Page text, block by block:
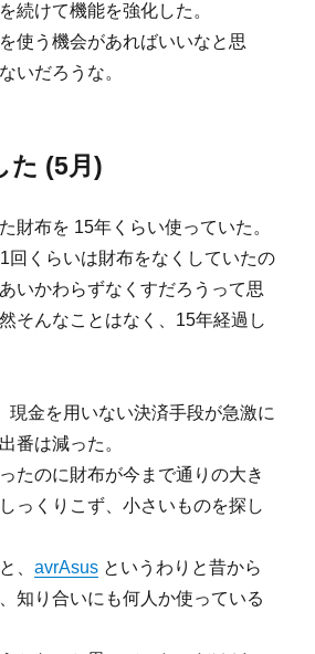
続けて機能を強化した。
使う機会があればいいなと思
いだろうな。
た (5月)
財布を 15年くらい使っていた。
回くらいは財布をなくしていたの
いかわらずなくすだろうって思
そんなことはなく、15年経過し
現金を用いない決済手段が急激に
番は減った。
たのに財布が今まで通りの大き
っくりこず、小さいものを探し
、avrAsus というわりと昔から
知り合いにも何人か使っている